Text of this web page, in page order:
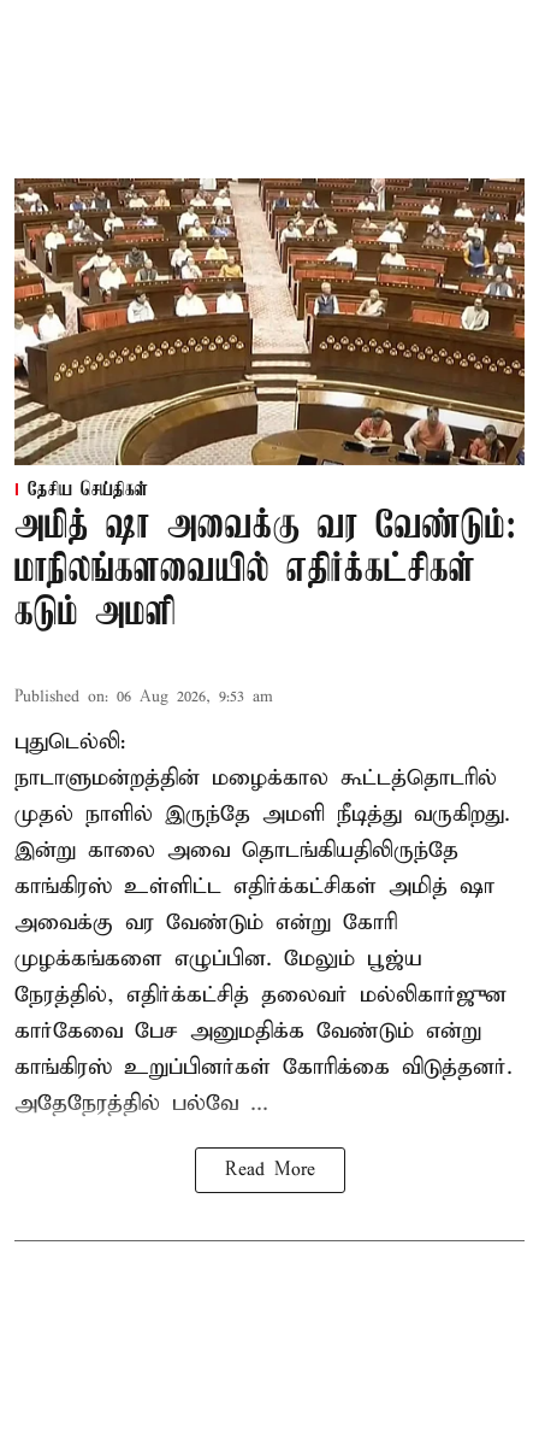
தேசிய செய்திகள்
அமித் ஷா அவைக்கு வர வேண்டும்:
மாநிலங்களவையில் எதிர்க்கட்சிகள்
கடும் அமளி
Published on: 06 Aug 2026, 9:53 am
புதுடெல்லி:
நாடாளுமன்றத்தின் மழைக்கால கூட்டத்தொடரில்
முதல் நாளில் இருந்தே அமளி நீடித்து வருகிறது.
இன்று காலை அவை தொடங்கியதிலிருந்தே
காங்கிரஸ் உள்ளிட்ட எதிர்க்கட்சிகள் அமித் ஷா
அவைக்கு வர வேண்டும் என்று கோரி
முழக்கங்களை எழுப்பின. மேலும் பூஜ்ய
நேரத்தில், எதிர்க்கட்சித் தலைவர் மல்லிகார்ஜுன
கார்கேவை பேச அனுமதிக்க வேண்டும் என்று
காங்கிரஸ் உறுப்பினர்கள் கோரிக்கை விடுத்தனர்.
அதேநேரத்தில் பல்வே ...
Read More